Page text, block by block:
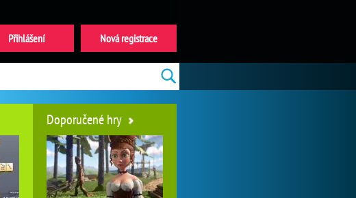
Doporučené hry
Nová registrace
Přihlášení